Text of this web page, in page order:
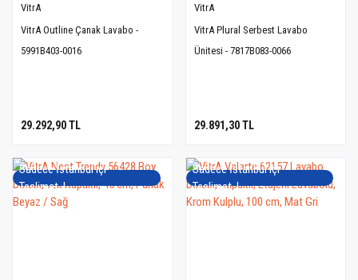
VitrA
VitrA Outline Çanak Lavabo -
5991B403-0016
29.292,90 TL
VitrA
VitrA Plural Serbest Lavabo
Ünitesi - 7817B083-0066
29.891,30 TL
Sadece İstanbul içi
Teslimat..!
Sadece İstanbul içi
Teslimat..!